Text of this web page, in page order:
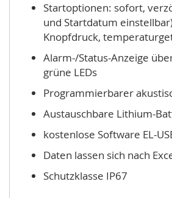
Startoptionen: sofort,
und Startdatum
Knopfdruck,
Alarm-/Status-Anzeige
grüne LEDs
Programmierbarer
Austauschbare Lithium-
kostenlose Software EL-
Daten lassen sich nach
Schutzklasse IP67